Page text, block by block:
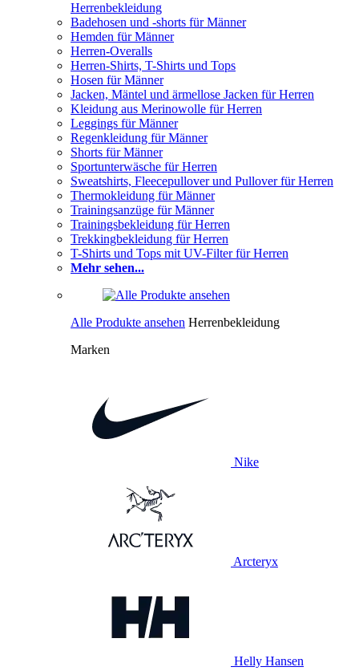
Herrenbekleidung
Badehosen und -shorts für Männer
Hemden für Männer
Herren-Overalls
Herren-Shirts, T-Shirts und Tops
Hosen für Männer
Jacken, Mäntel und ärmellose Jacken für Herren
Kleidung aus Merinowolle für Herren
Leggings für Männer
Regenkleidung für Männer
Shorts für Männer
Sportunterwäsche für Herren
Sweatshirts, Fleecepullover und Pullover für Herren
Thermokleidung für Männer
Trainingsanzüge für Männer
Trainingsbekleidung für Herren
Trekkingbekleidung für Herren
T-Shirts und Tops mit UV-Filter für Herren
Mehr sehen...
Alle Produkte ansehen Herrenbekleidung
Marken
Nike
Arcteryx
Helly Hansen